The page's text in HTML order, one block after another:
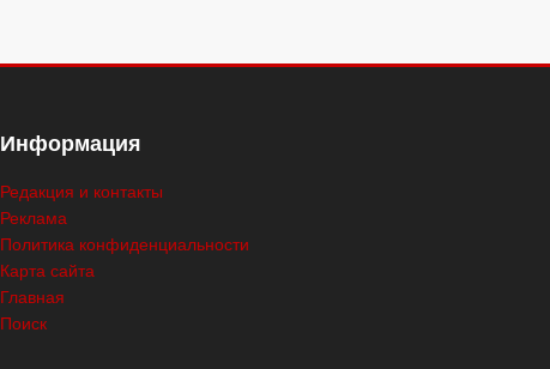
Информация
Редакция и контакты
Реклама
Политика конфиденциальности
Карта сайта
Главная
Поиск